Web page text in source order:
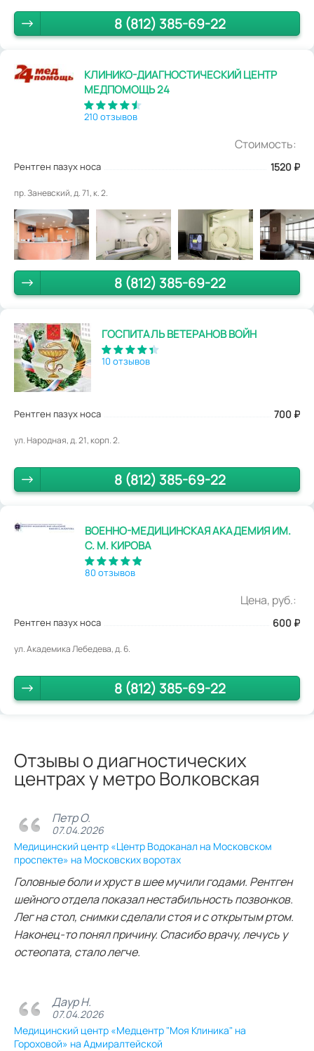
8 (812) 385-69-22
КЛИНИКО-ДИАГНОСТИЧЕСКИЙ ЦЕНТР
МЕДПОМОЩЬ 24
210 отзывов
Стоимость:
Рентген пазух носа 1520 ₽
пр. Заневский, д. 71, к. 2.
8 (812) 385-69-22
ГОСПИТАЛЬ ВЕТЕРАНОВ ВОЙН
10 отзывов
Рентген пазух носа 700 ₽
ул. Народная, д. 21, корп. 2.
8 (812) 385-69-22
ВОЕННО-МЕДИЦИНСКАЯ АКАДЕМИЯ ИМ.
С. М. КИРОВА
80 отзывов
Цена, руб.:
Рентген пазух носа 600 ₽
ул. Академика Лебедева, д. 6.
8 (812) 385-69-22
Отзывы о диагностических
центрах у метро Волковская
Петр О.
07.04.2026
Медицинский центр «Центр Водоканал на Московском
проспекте» на Московских воротах
Головные боли и хруст в шее мучили годами. Рентген
шейного отдела показал нестабильность позвонков.
Лег на стол, снимки сделали стоя и с открытым ртом.
Наконец-то понял причину. Спасибо врачу, лечусь у
остеопата, стало легче.
Даур Н.
07.04.2026
Медицинский центр «Медцентр "Моя Клиника" на
Гороховой» на Адмиралтейской